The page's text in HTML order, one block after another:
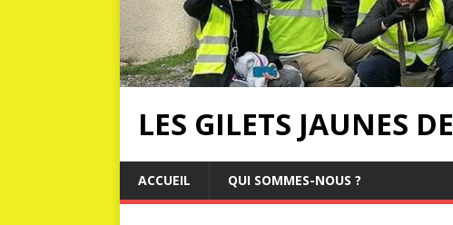
LES GILETS JAUNES
ACCUEIL QUI SOMMES-NOUS ?